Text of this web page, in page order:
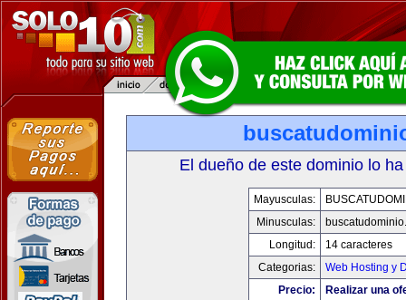
El dueño de este dominio lo
Mayusculas:
Minusculas:
Longitud:
14 caracteres
Categorias:
Web Hosting y
Precio:
Realizar una